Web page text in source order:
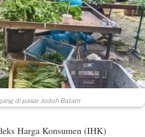
di pasar Jodoh Batam
Harga Konsumen (IHK)